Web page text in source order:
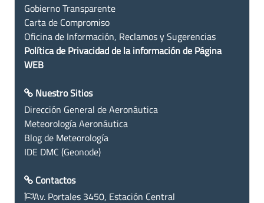
Gobierno Transparente
Carta de Compromiso
Oficina de Información, Reclamos y Sugerencias
Política de Privacidad de la información de Página
WEB
Nuestro Sitios
Dirección General de Aeronáutica
Meteorología Aeronáutica
Blog de Meteorología
IDE DMC (Geonode)
Contactos
Av. Portales 3450, Estación Central